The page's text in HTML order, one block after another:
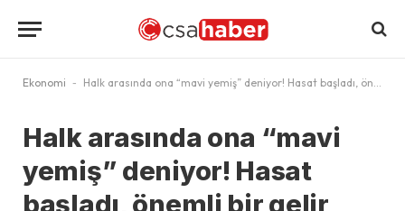
Ekonomi - Halk arasında ona “mavi yemiş” deniyor! Hasat başladı, önemli bir gelir kapısı oldu
Halk arasında ona “mavi
yemiş” deniyor! Hasat
başladı, önemli bir gelir